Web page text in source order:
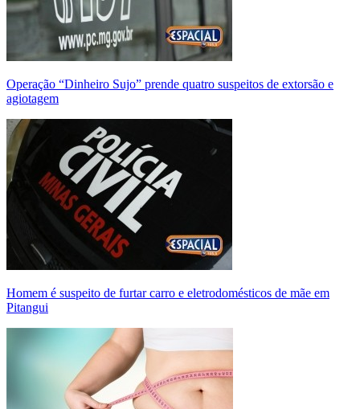
Operação “Dinheiro Sujo” prende quatro suspeitos de extorsão e
agiotagem
Homem é suspeito de furtar carro e eletrodomésticos de mãe em
Pitangui